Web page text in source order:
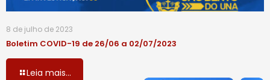
8 de julho de 2023
Boletim COVID-19 de 26/06 a 02/07/2023
Leia mais...